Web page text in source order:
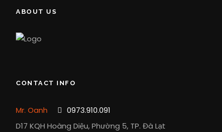
ABOUT US
CONTACT INFO
Mr. Oanh
0973.910.091
D17 KQH Hoàng Diệu, Phường 5, TP. Đà Lạt